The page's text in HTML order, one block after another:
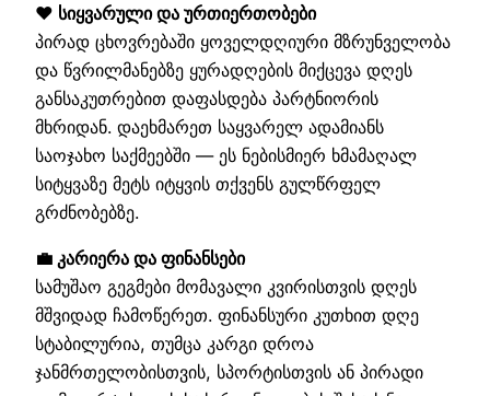
❤️ სიყვარული და ურთიერთობები
პირად ცხოვრებაში ყოველდღიური მზრუნველობა
და წვრილმანებზე ყურადღების მიქცევა დღეს
განსაკუთრებით დაფასდება პარტნიორის
მხრიდან. დაეხმარეთ საყვარელ ადამიანს
საოჯახო საქმეებში — ეს ნებისმიერ ხმამაღალ
სიტყვაზე მეტს იტყვის თქვენს გულწრფელ
გრძნობებზე.
💼 კარიერა და ფინანსები
სამუშაო გეგმები მომავალი კვირისთვის დღეს
მშვიდად ჩამოწერეთ. ფინანსური კუთხით დღე
სტაბილურია, თუმცა კარგი დროა
ჯანმრთელობისთვის, სპორტისთვის ან პირადი